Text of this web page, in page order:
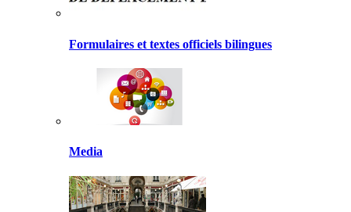
Formulaires et textes officiels bilingues
Media